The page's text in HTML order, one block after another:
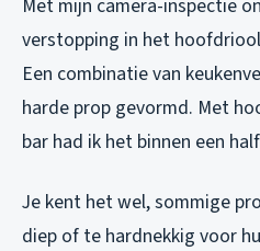
Met mijn camera-inspectie
verstopping in het
Een combinatie van
harde prop gevormd. Met
bar had ik het binnen een
Je kent het wel, sommige
diep of te hardnekkig voor